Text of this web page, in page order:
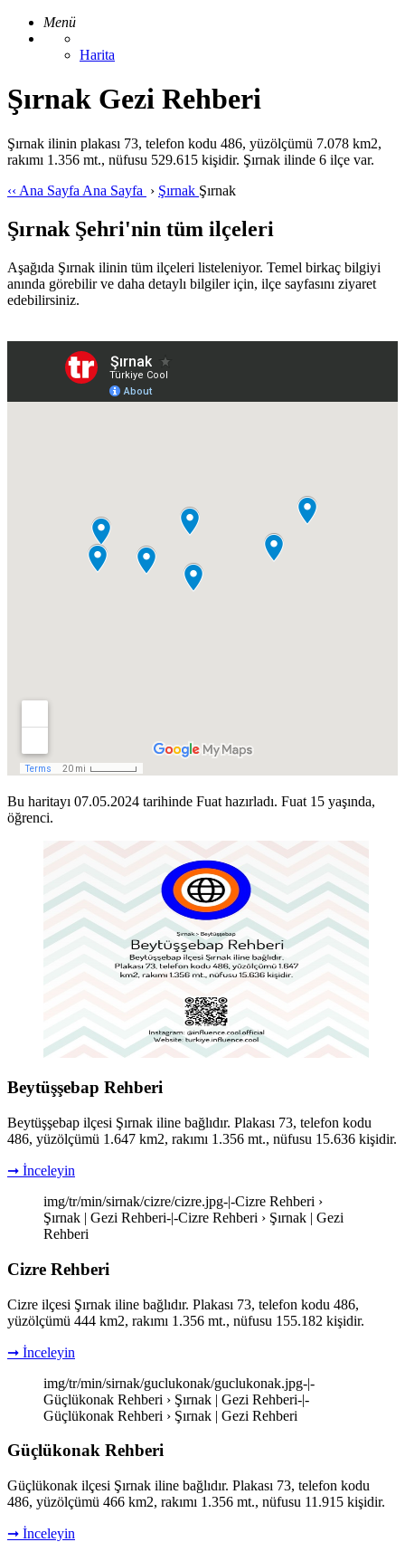
Menü
Harita
Şırnak Gezi Rehberi
Şırnak ilinin plakası 73, telefon kodu 486, yüzölçümü 7.078 km2,
rakımı 1.356 mt., nüfusu 529.615 kişidir. Şırnak ilinde 6 ilçe var.
‹‹ Ana Sayfa Ana Sayfa › Şırnak Şırnak
Şırnak Şehri'nin tüm ilçeleri
Aşağıda Şırnak ilinin tüm ilçeleri listeleniyor. Temel birkaç bilgiyi
anında görebilir ve daha detaylı bilgiler için, ilçe sayfasını ziyaret
edebilirsiniz.
Bu haritayı 07.05.2024 tarihinde Fuat hazırladı. Fuat 15 yaşında,
öğrenci.
Beytüşşebap Rehberi
Beytüşşebap ilçesi Şırnak iline bağlıdır. Plakası 73, telefon kodu
486, yüzölçümü 1.647 km2, rakımı 1.356 mt., nüfusu 15.636 kişidir.
➞ İnceleyin
img/tr/min/sirnak/cizre/cizre.jpg-|-Cizre Rehberi ›
Şırnak | Gezi Rehberi-|-Cizre Rehberi › Şırnak | Gezi
Rehberi
Cizre Rehberi
Cizre ilçesi Şırnak iline bağlıdır. Plakası 73, telefon kodu 486,
yüzölçümü 444 km2, rakımı 1.356 mt., nüfusu 155.182 kişidir.
➞ İnceleyin
img/tr/min/sirnak/guclukonak/guclukonak.jpg-|-
Güçlükonak Rehberi › Şırnak | Gezi Rehberi-|-
Güçlükonak Rehberi › Şırnak | Gezi Rehberi
Güçlükonak Rehberi
Güçlükonak ilçesi Şırnak iline bağlıdır. Plakası 73, telefon kodu
486, yüzölçümü 466 km2, rakımı 1.356 mt., nüfusu 11.915 kişidir.
➞ İnceleyin